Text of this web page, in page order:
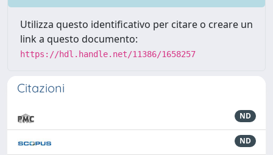
Utilizza questo identificativo per citare o creare un
link a questo documento:
https://hdl.handle.net/11386/1658257
Citazioni
ND
ND